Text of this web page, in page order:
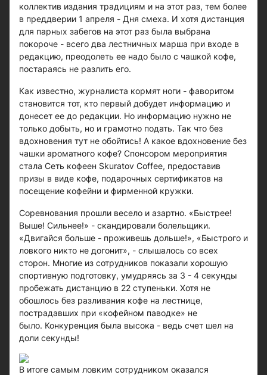
коллектив издания традициям и на этот раз, тем более
в преддверии 1 апреля - Дня смеха. И хотя дистанция
для парных забегов на этот раз была выбрана
покороче - всего два лестничных марша при входе в
редакцию, преодолеть ее надо было с чашкой кофе,
постараясь не разлить его.
Как известно, журналиста кормят ноги - фаворитом
становится тот, кто первый добудет информацию и
донесет ее до редакции. Но информацию нужно не
только добыть, но и грамотно подать. Так что без
вдохновения тут не обойтись! А какое вдохновение без
чашки ароматного кофе? Спонсором мероприятия
стала Сеть кофеен Skuratov Coffee, предоставив
призы в виде кофе, подарочных сертификатов на
посещение кофейни и фирменной кружки.
Соревнования прошли весело и азартно. «Быстрее!
Выше! Сильнее!» - скандировали болельщики.
«Двигайся больше - проживешь дольше!», «Быстрого и
ловкого никто не догонит», - слышалось со всех
сторон. Многие из сотрудников показали хорошую
спортивную подготовку, умудряясь за 3 - 4 секунды
пробежать дистанцию в 22 ступеньки. Хотя не
обошлось без разливания кофе на лестнице,
пострадавших при «кофейном паводке» не
было. Конкуренция была высока - ведь счет шел на
доли секунды!
В итоге самым ловким сотрудником оказался